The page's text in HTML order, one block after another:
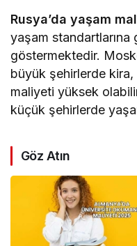
Rusya’da yaşam
yaşam
göstermektedir.
büyük şehirlerde kira,
maliyeti yüksek
küçük şehirlerde
Göz Atın